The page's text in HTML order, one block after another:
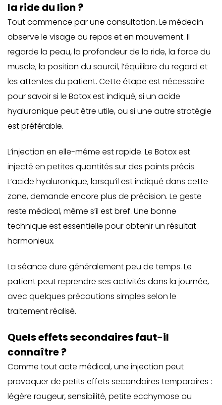
la ride du lion ?
Tout commence par une consultation. Le médecin
observe le visage au repos et en mouvement. Il
regarde la peau, la profondeur de la ride, la force du
muscle, la position du sourcil, l’équilibre du regard et
les attentes du patient. Cette étape est nécessaire
pour savoir si le Botox est indiqué, si un acide
hyaluronique peut être utile, ou si une autre stratégie
est préférable.
L’injection en elle-même est rapide. Le Botox est
injecté en petites quantités sur des points précis.
L’acide hyaluronique, lorsqu’il est indiqué dans cette
zone, demande encore plus de précision. Le geste
reste médical, même s’il est bref. Une bonne
technique est essentielle pour obtenir un résultat
harmonieux.
La séance dure généralement peu de temps. Le
patient peut reprendre ses activités dans la journée,
avec quelques précautions simples selon le
traitement réalisé.
Quels effets secondaires faut-il
connaître ?
Comme tout acte médical, une injection peut
provoquer de petits effets secondaires temporaires :
légère rougeur, sensibilité, petite ecchymose ou